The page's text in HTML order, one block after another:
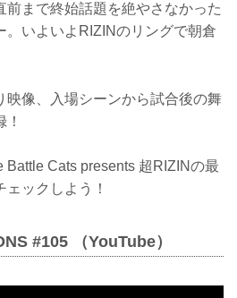
前まで終始話題を絶やさなかった
。いよいよRIZINのリングで朝倉
映像、入場シーンから試合後の舞
Battle Cats presents 超RIZINの最
ックしよう！
#105 （YouTube）